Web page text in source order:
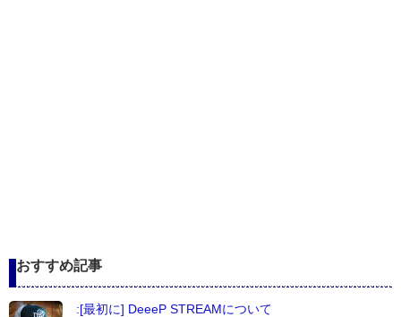
おすすめ記事
:[最初に] DeeeP STREAMについて